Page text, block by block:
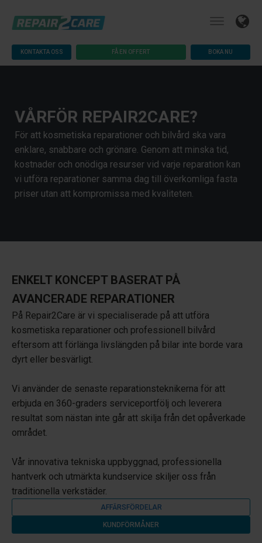
KONTAKTA OSS FÅ EN OFFERT BOKA NU
VÅRFÖR REPAIR2CARE?
För att kosmetiska reparationer och bilvård ska vara
enklare, snabbare och grönare. Genom att minska tid,
kostnader och onödiga resurser vid varje reparation kan
vi utföra reparationer samma dag till överkomliga fasta
priser utan att kompromissa med kvaliteten.
ENKELT KONCEPT BASERAT PÅ
AVANCERADE REPARATIONER
På Repair2Care är vi specialiserade på att utföra
kosmetiska reparationer och professionell bilvård
eftersom att förlänga livslängden på bilar inte borde vara
dyrt eller besvärligt.
Vi använder de senaste reparationsteknikerna för att
erbjuda en 360-graders serviceportfölj och leverera
resultat som nästan inte går att skilja från det opåverkade
området.
Vår innovativa tekniska uppbyggnad, professionella
hantverk och utmärkta kundservice skiljer oss från
traditionella verkstäder.
AFFÄRSFÖRDELAR
KUNDFÖRMÅNER